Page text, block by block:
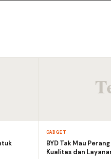
GADGET
BYD Tak Mau
Kualitas dan